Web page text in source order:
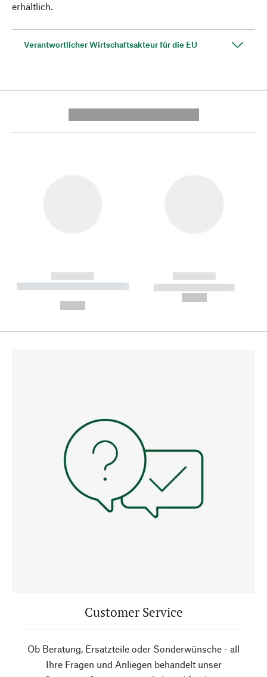
erhältlich.
Verantwortlicher Wirtschaftsakteur für die EU
------------
----------- ----------- --------
------------
----------- -----------
Customer Service
Ob Beratung, Ersatzteile oder Sonderwünsche - all
Ihre Fragen und Anliegen behandelt unser